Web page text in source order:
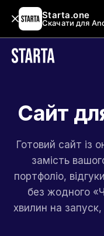
Starta.one
Скачати для
Сайт
Готовий сайт із
замість
портфоліо,
без жодного
хвилин на